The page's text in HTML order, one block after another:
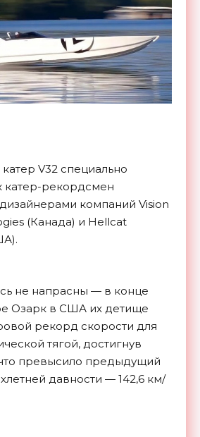
V32 специально
катер-рекордсмен
компаний Vision
(Канада) и Hellcat
не напрасны — в конце
Озарк в США их детище
рекорд скорости для
тягой, достигнув
что превысило предыдущий
давности — 142,6 км/